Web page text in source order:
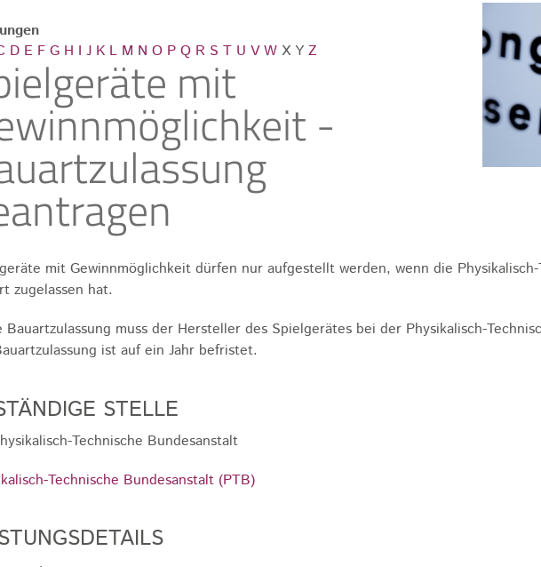
D E F G H I J K L M N O P Q R S T U V W X Y Z
mit
-
mit Gewinnmöglichkeit dürfen nur aufgestellt werden, wenn die
zugelassen hat.
Bauartzulassung muss der Hersteller des Spielgerätes bei der Physikalisch-
ist auf ein Jahr befristet.
STELLE
Technische Bundesanstalt
Technische Bundesanstalt (PTB)